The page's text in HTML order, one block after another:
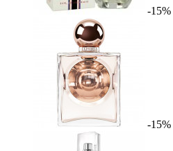
-15%
-15%